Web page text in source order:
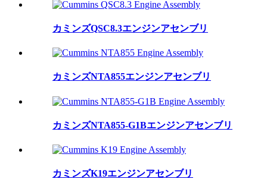
カミンズQSC8.3エンジンアセンブリ
カミンズNTA855エンジンアセンブリ
カミンズNTA855-G1Bエンジンアセンブリ
カミンズK19エンジンアセンブリ